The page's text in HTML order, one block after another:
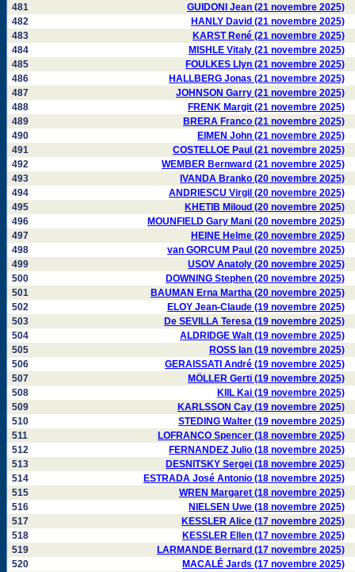
481
GUIDONI Jean (21 novembre 2025)
482
HANLY David (21 novembre 2025)
483
KARST René (21 novembre 2025)
484
MISHLE Vitaly (21 novembre 2025)
485
FOULKES Llyn (21 novembre 2025)
486
HALLBERG Jonas (21 novembre 2025)
487
JOHNSON Garry (21 novembre 2025)
488
FRENK Margit (21 novembre 2025)
489
BRERA Franco (21 novembre 2025)
490
EIMEN John (21 novembre 2025)
491
COSTELLOE Paul (21 novembre 2025)
492
WEMBER Bernward (21 novembre 2025)
493
IVANDA Branko (20 novembre 2025)
494
ANDRIESCU Virgil (20 novembre 2025)
495
KHETIB Miloud (20 novembre 2025)
496
MOUNFIELD Gary Mani (20 novembre 2025)
497
HEINE Helme (20 novembre 2025)
498
van GORCUM Paul (20 novembre 2025)
499
USOV Anatoly (20 novembre 2025)
500
DOWNING Stephen (20 novembre 2025)
501
BAUMAN Erna Martha (20 novembre 2025)
502
ELOY Jean-Claude (19 novembre 2025)
503
De SEVILLA Teresa (19 novembre 2025)
504
ALDRIDGE Walt (19 novembre 2025)
505
ROSS Ian (19 novembre 2025)
506
GERAISSATI André (19 novembre 2025)
507
MÖLLER Gerti (19 novembre 2025)
508
KIIL Kai (19 novembre 2025)
509
KARLSSON Cay (19 novembre 2025)
510
STEDING Walter (19 novembre 2025)
511
LOFRANCO Spencer (18 novembre 2025)
512
FERNANDEZ Julio (18 novembre 2025)
513
DESNITSKY Sergei (18 novembre 2025)
514
ESTRADA José Antonio (18 novembre 2025)
515
WREN Margaret (18 novembre 2025)
516
NIELSEN Uwe (18 novembre 2025)
517
KESSLER Alice (17 novembre 2025)
518
KESSLER Ellen (17 novembre 2025)
519
LARMANDE Bernard (17 novembre 2025)
520
MACALÉ Jards (17 novembre 2025)